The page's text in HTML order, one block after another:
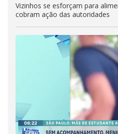
Vizinhos se esforçam para
cobram ação das autoridades